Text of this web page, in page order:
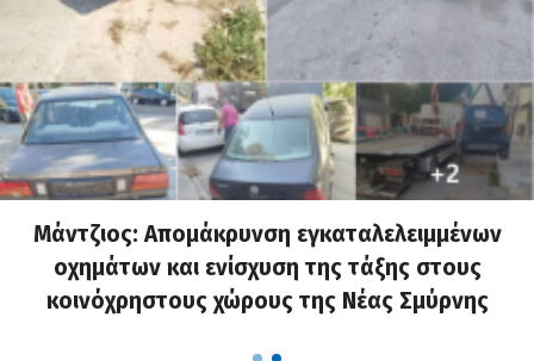
Μάντζιος: Απομάκρυνση εγκαταλελειμμένων
οχημάτων και ενίσχυση της τάξης στους
κοινόχρηστους χώρους της Νέας Σμύρνης